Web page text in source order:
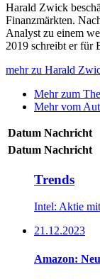
Harald Zwick
Finanzmärkten.
Analyst zu einem
2019 schreibt er für
mehr zu Harald
Mehr zum
Mehr vom
Datum Nachricht
Datum Nachricht
Trends
Intel: Aktie
21.12.2023
Amazon: